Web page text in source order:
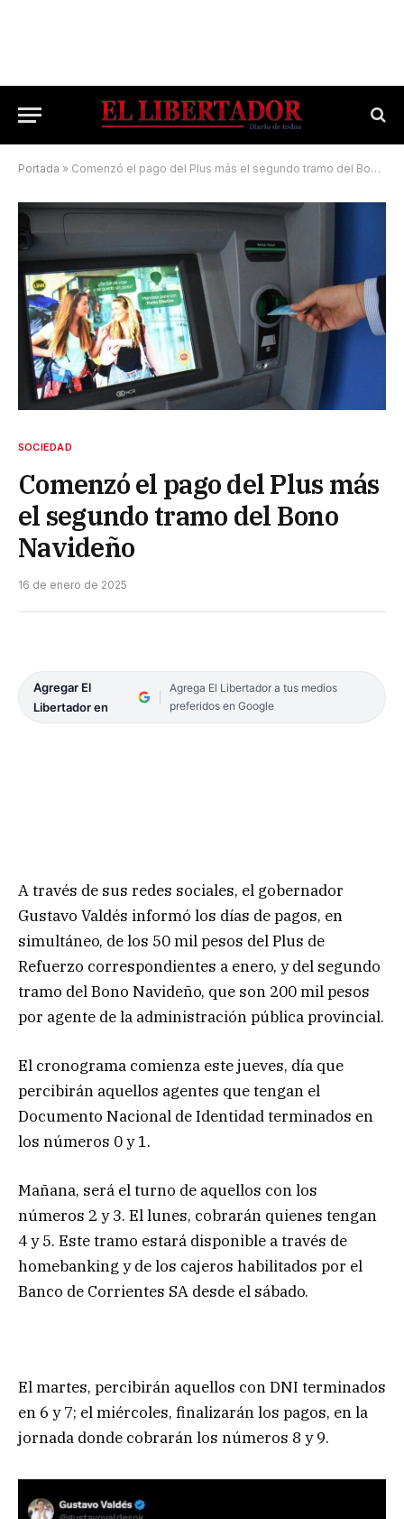
Portada » Comenzó el pago del Plus más el segundo tramo del Bono Navideño
SOCIEDAD
Comenzó el pago del Plus más
el segundo tramo del Bono
Navideño
16 de enero de 2025
Agregar El
Libertador en
Agrega El Libertador a tus medios
preferidos en Google
A través de sus redes sociales, el gobernador
Gustavo Valdés informó los días de pagos, en
simultáneo, de los 50 mil pesos del Plus de
Refuerzo correspondientes a enero, y del segundo
tramo del Bono Navideño, que son 200 mil pesos
por agente de la administración pública provincial.
El cronograma comienza este jueves, día que
percibirán aquellos agentes que tengan el
Documento Nacional de Identidad terminados en
los números 0 y 1.
Mañana, será el turno de aquellos con los
números 2 y 3. El lunes, cobrarán quienes tengan
4 y 5. Este tramo estará disponible a través de
homebanking y de los cajeros habilitados por el
Banco de Corrientes SA desde el sábado.
El martes, percibirán aquellos con DNI terminados
en 6 y 7; el miércoles, finalizarán los pagos, en la
jornada donde cobrarán los números 8 y 9.